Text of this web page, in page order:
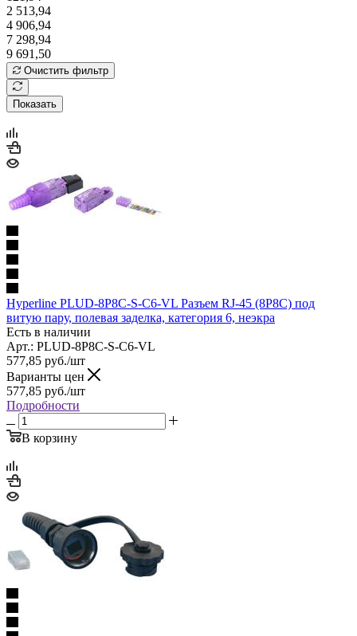
2 513,94
4 906,94
7 298,94
9 691,50
Очистить фильтр
Показать
Hyperline PLUD-8P8C-S-C6-VL Разъем RJ-45 (8P8C) под
витую пару, полевая заделка, категория 6, неэкра
Есть в наличии
Арт.: PLUD-8P8C-S-C6-VL
577,85 руб./шт
Варианты цен
577,85 руб./шт
Подробности
В корзину